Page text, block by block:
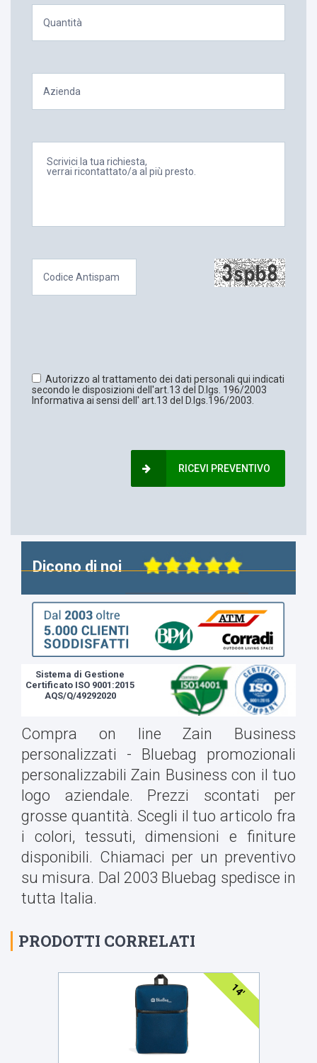
Autorizzo al trattamento dei dati personali qui indicati
secondo le disposizioni dell'art.13 del D.lgs. 196/2003
Informativa ai sensi dell' art.13 del D.lgs.196/2003.
RICEVI PREVENTIVO
Dicono di noi
Sistema di Gestione
Certificato ISO 9001:2015
AQS/Q/49292020
Compra on line Zain Business
personalizzati - Bluebag promozionali
personalizzabili Zain Business con il tuo
logo aziendale. Prezzi scontati per
grosse quantità. Scegli il tuo articolo fra
i colori, tessuti, dimensioni e finiture
disponibili. Chiamaci per un preventivo
su misura. Dal 2003 Bluebag spedisce in
tutta Italia.
PRODOTTI CORRELATI
14'